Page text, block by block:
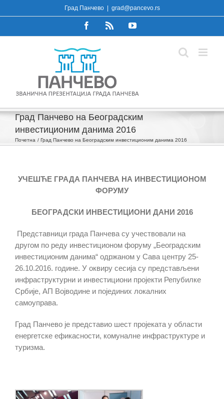
to
Град Панчево grad@pancevo.rs
FacebookRss YouTube
Град Панчево на Београдским
инвестиционим данима 2016
Почетна Град Панчево на Београдским инвестиционим данима 2016
УЧЕШЋЕ ГРАДА ПАНЧЕВА НА ИНВЕСТИЦИОНОМ
ФОРУМУ
БЕОГРАДСКИ ИНВЕСТИЦИОНИ ДАНИ 2016
Представници града Панчева су учествовали на
другом по реду инвестиционом форуму „Београдским
инвестиционим данима“ одржаном у Сава центру 25-
26.10.2016. године. У оквиру сесија су представљени
инфраструктурни и инвестициони пројекти Репубилке
Србије, АП Војводине и појединих локалних
самоуправа.
Град Панчево је представио шест пројеката у области
енергетске ефикасности, комуналне инфраструктуре и
туризма.